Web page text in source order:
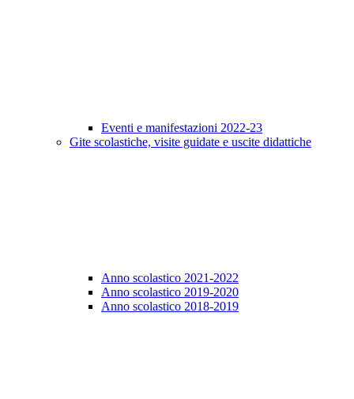
Eventi e manifestazioni 2022-23
Gite scolastiche, visite guidate e uscite didattiche
Anno scolastico 2021-2022
Anno scolastico 2019-2020
Anno scolastico 2018-2019